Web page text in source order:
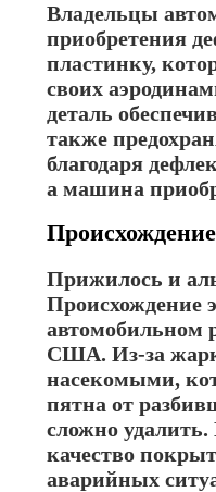
Владельцы
приобретения
пластинку,
своих
деталь
также
благодаря
а машина
Прижилось и
Происхождение
автомобильном
США. Из-за
насекомыми,
пятна от
сложно удалить.
качество
аварийных